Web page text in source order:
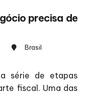
precisa de
Brasil
série de etapas
fiscal. Uma das